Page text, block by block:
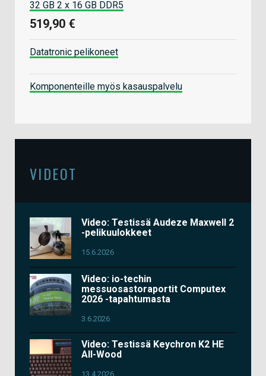
32 GB 2 x 16 GB DDR5
519,90 €
Datatronic pelikoneet
Komponenteille myös kasauspalvelu
VIDEOT
Video: Testissä Audeze Maxwell 2
-pelikuulokkeet
15.6.2026
Video: io-techin
messuosastoraportit Computex
2026 -tapahtumasta
3.6.2026
Video: Testissä Keychron K2 HE
All-Wood
13.4.2026